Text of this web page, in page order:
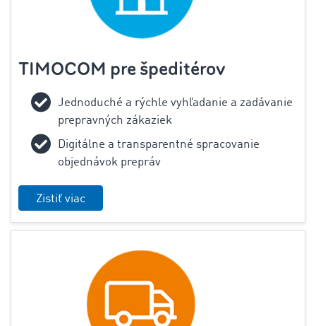
TIMOCOM pre špeditérov
Jednoduché a rýchle vyhľadanie a zadávanie
prepravných zákaziek
Digitálne a transparentné spracovanie
objednávok prepráv
Zistiť viac